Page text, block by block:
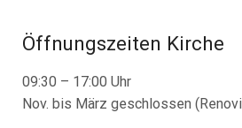
Öffnungszeiten Kirche
09:30 – 17:00 Uhr
Nov. bis März geschlossen